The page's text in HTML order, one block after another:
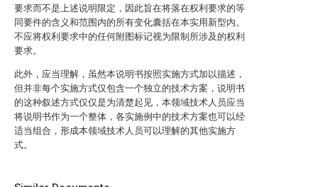
要求而不是上述说明限定，因此旨在将落在权利要求的等
同要件的含义和范围内的所有变化囊括在本实用新型内。
不应将权利要求中的任何附图标记视为限制所涉及的权利
要求。
此外，应当理解，虽然本说明书按照实施方式加以描述，
但并非每个实施方式仅包含一个独立的技术方案，说明书
的这种叙述方式仅仅是为清楚起见，本领域技术人员应当
将说明书作为一个整体，各实施例中的技术方案也可以经
适当组合，形成本领域技术人员可以理解的其他实施方
式。